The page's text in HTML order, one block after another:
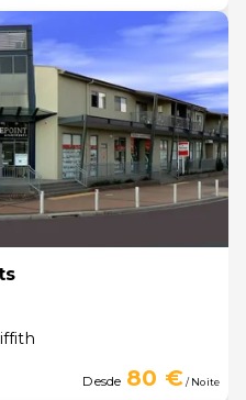
Desde 80 €/ Noite